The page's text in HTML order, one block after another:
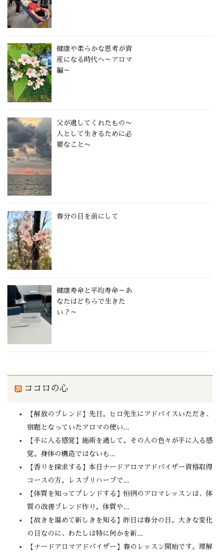
健康や柔らかな思考が資
産になる時代へ～アロマ
編～
父が遺してくれたもの〜
人として生きるために必
要なこと〜
春分の日を前にして
健康寿命と平均寿命～あ
なたはどちらで生きた
い？～
ココロの心
【解放のブレンド】先日。ヒロ先生にアドバイスいただき、
宿題となっていたアロマの使い...
【手に入る感覚】施術を通して。その人の色々が手に入る感
覚。身体の構造ではないも...
【香りを探求する】本日ナードアロマアドバイザー資格取得
コースの方。レスプリハーブで...
【体質を知ってブレンドする】恒例のアロマレッスンは、体
質の改善ブレンド作り。体質や...
【故きを温めて新しきを知る】昨日は春分の日。大きな変化
の日なのに、わたしは特に何かを新...
【ナードアロマアドバイザー】春のレッスン開始です。理解